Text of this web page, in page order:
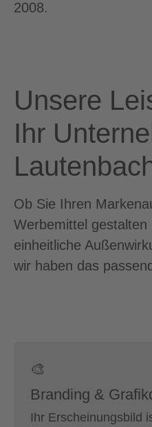
2008.
Unsere
Ihr
Ob Sie Ihren
Werbemittel
einheitliche
wir haben das
🎨
Branding &
Ihr Erscheinungsbild